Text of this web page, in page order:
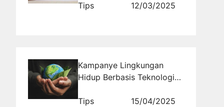
Tips
12/03/2025
Kampanye Lingkungan
Hidup Berbasis Teknologi
Tips
15/04/2025